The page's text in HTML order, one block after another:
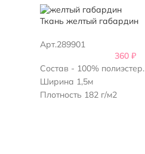
Ткань желтый габардин
Арт.289901
360 ₽
Состав - 100% полиэстер.
Ширина 1,5м
Плотность 182 г/м2